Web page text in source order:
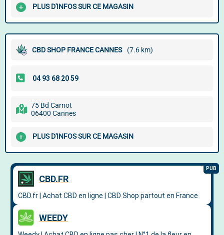
PLUS D'INFOS SUR CE MAGASIN
CBD SHOP FRANCE CANNES (7.6 km)
75 Bd Carnot
06400 Cannes
PLUS D'INFOS SUR CE MAGASIN